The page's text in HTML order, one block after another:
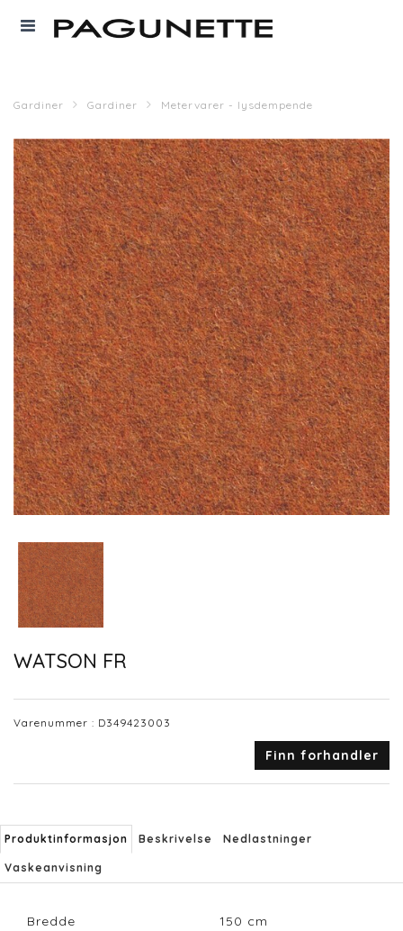
Gardiner Gardiner Metervarer - lysdempende
WATSON FR
Varenummer : D349423003
Finn forhandler
Produktinformasjon Beskrivelse Nedlastninger
Vaskeanvisning
Bredde 150 cm